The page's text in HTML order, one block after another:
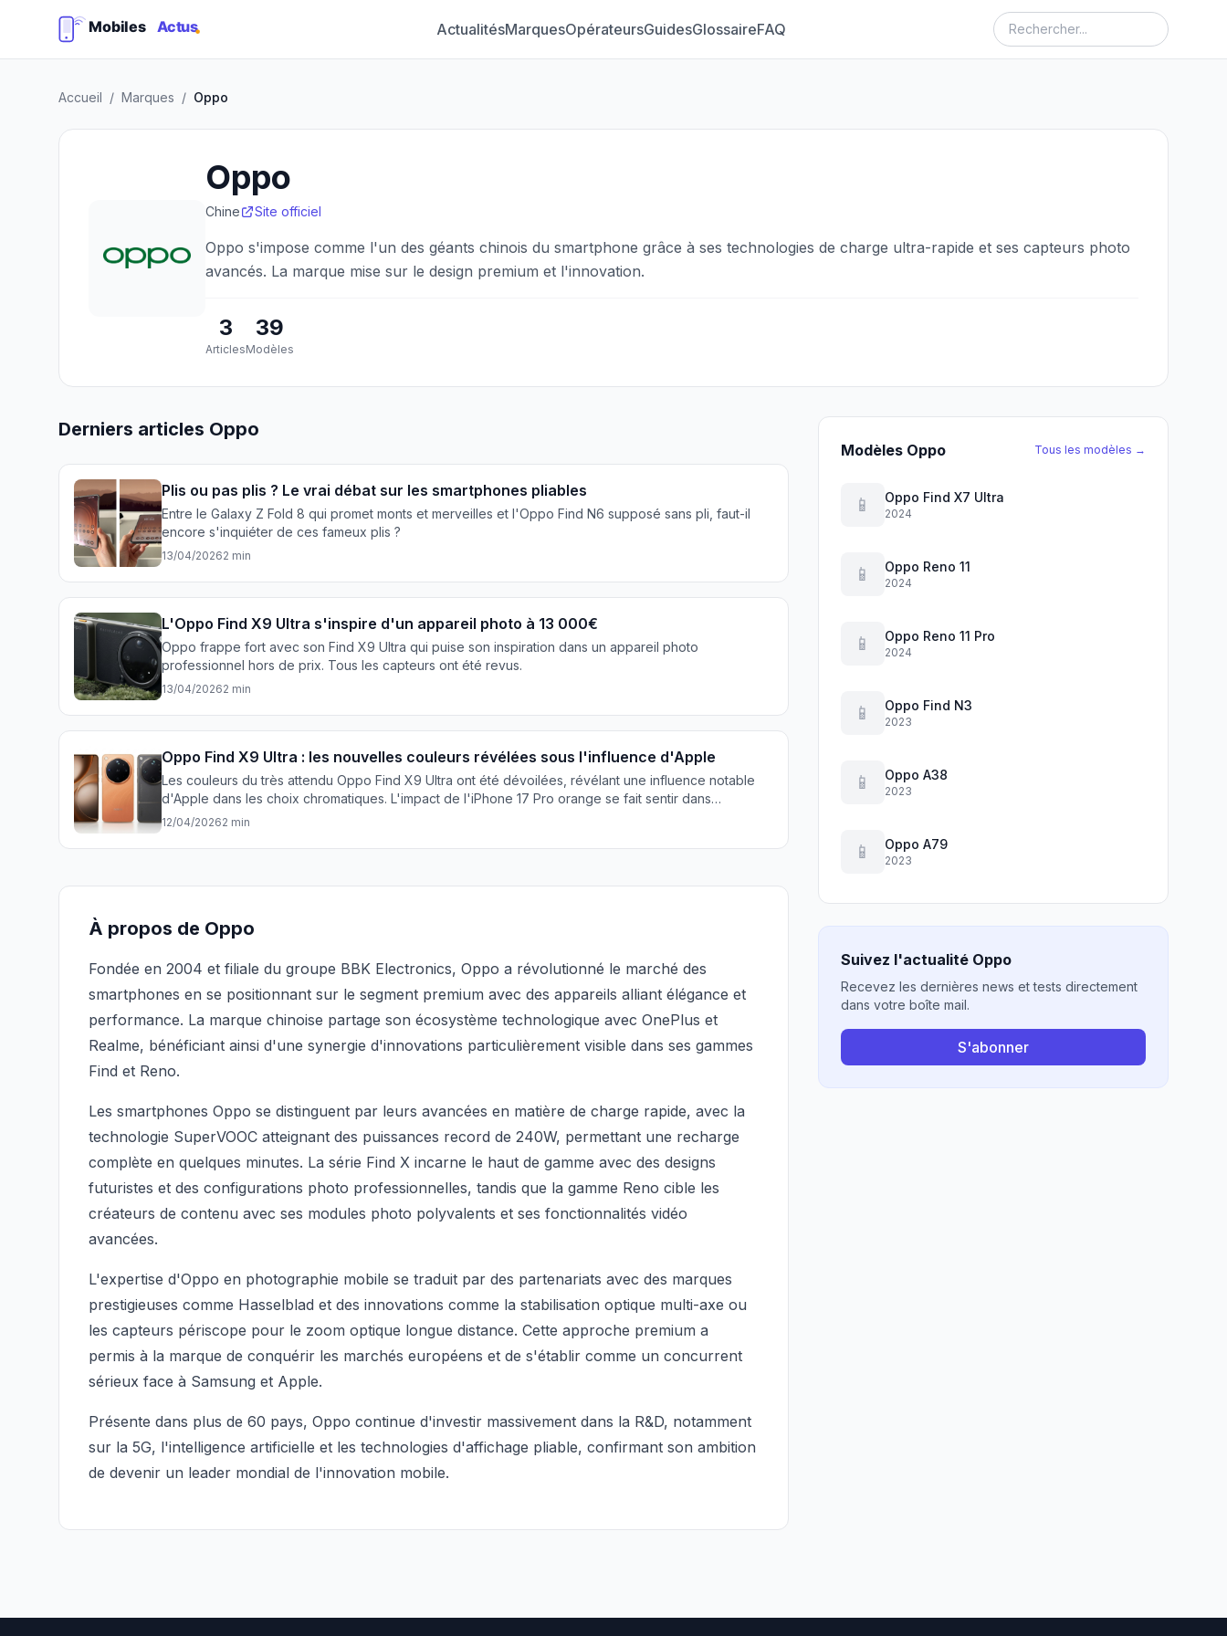
ActualitésMarquesOpérateursGuidesGlossaireFAQ
Accueil / Marques / Oppo
Oppo
Chine Site officiel
Oppo s'impose comme l'un des géants chinois du smartphone grâce à ses technologies de charge ultra-rapide et ses capteurs photo
avancés. La marque mise sur le design premium et l'innovation.
3
Articles
39
Modèles
Derniers articles Oppo
Plis ou pas plis ? Le vrai débat sur les smartphones pliables
Entre le Galaxy Z Fold 8 qui promet monts et merveilles et l'Oppo Find N6 supposé sans pli, faut-il
encore s'inquiéter de ces fameux plis ?
13/04/20262 min
L'Oppo Find X9 Ultra s'inspire d'un appareil photo à 13 000€
Oppo frappe fort avec son Find X9 Ultra qui puise son inspiration dans un appareil photo
professionnel hors de prix. Tous les capteurs ont été revus.
13/04/20262 min
Oppo Find X9 Ultra : les nouvelles couleurs révélées sous l'influence d'Apple
Les couleurs du très attendu Oppo Find X9 Ultra ont été dévoilées, révélant une influence notable
d'Apple dans les choix chromatiques. L'impact de l'iPhone 17 Pro orange se fait sentir dans
l'industrie.
12/04/20262 min
À propos de Oppo
Fondée en 2004 et filiale du groupe BBK Electronics, Oppo a révolutionné le marché des
smartphones en se positionnant sur le segment premium avec des appareils alliant élégance et
performance. La marque chinoise partage son écosystème technologique avec OnePlus et
Realme, bénéficiant ainsi d'une synergie d'innovations particulièrement visible dans ses gammes
Find et Reno.
Les smartphones Oppo se distinguent par leurs avancées en matière de charge rapide, avec la
technologie SuperVOOC atteignant des puissances record de 240W, permettant une recharge
complète en quelques minutes. La série Find X incarne le haut de gamme avec des designs
futuristes et des configurations photo professionnelles, tandis que la gamme Reno cible les
créateurs de contenu avec ses modules photo polyvalents et ses fonctionnalités vidéo
avancées.
L'expertise d'Oppo en photographie mobile se traduit par des partenariats avec des marques
prestigieuses comme Hasselblad et des innovations comme la stabilisation optique multi-axe ou
les capteurs périscope pour le zoom optique longue distance. Cette approche premium a
permis à la marque de conquérir les marchés européens et de s'établir comme un concurrent
sérieux face à Samsung et Apple.
Présente dans plus de 60 pays, Oppo continue d'investir massivement dans la R&D, notamment
sur la 5G, l'intelligence artificielle et les technologies d'affichage pliable, confirmant son ambition
de devenir un leader mondial de l'innovation mobile.
Modèles Oppo Tous les modèles →
📱 Oppo Find X7 Ultra
2024
📱 Oppo Reno 11
2024
📱 Oppo Reno 11 Pro
2024
📱 Oppo Find N3
2023
📱 Oppo A38
2023
📱 Oppo A79
2023
Suivez l'actualité Oppo
Recevez les dernières news et tests directement
dans votre boîte mail.
S'abonner